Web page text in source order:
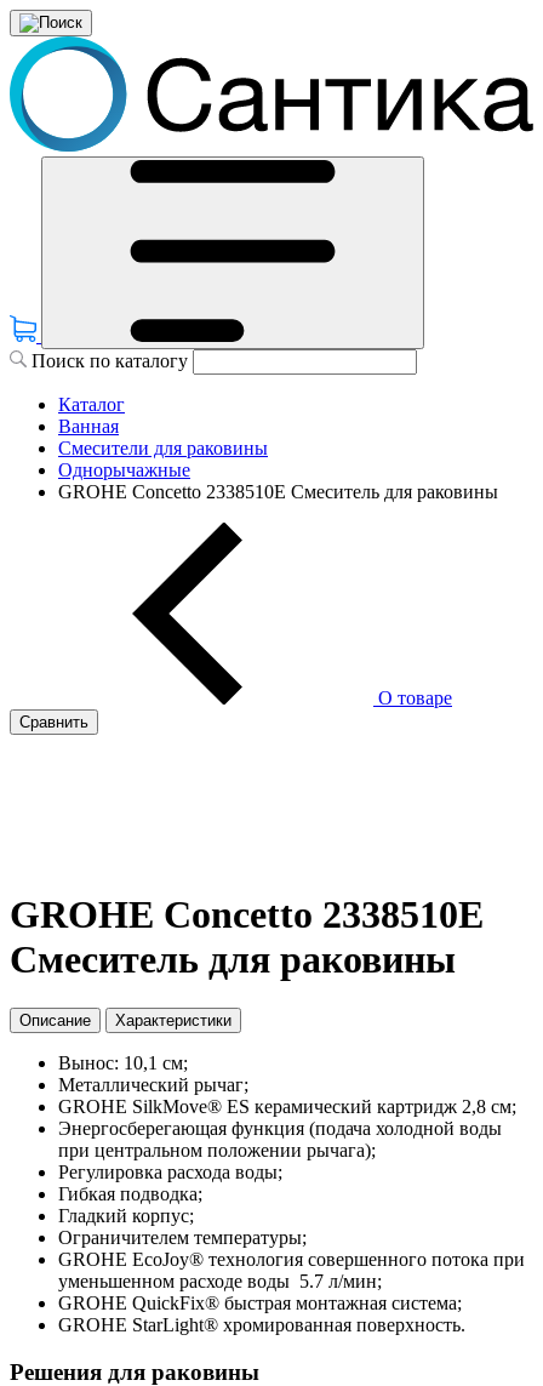
Поиск по каталогу
Каталог
Ванная
Смесители для раковины
Однорычажные
GROHE Concetto 2338510E Смеситель для раковины
О товаре
Сравнить
GROHE Concetto 2338510E
Смеситель для раковины
Описание Характеристики
Вынос: 10,1 см;
Металлический рычаг;
GROHE SilkMove® ES керамический картридж 2,8 см;
Энергосберегающая функция (подача холодной воды
при центральном положении рычага);
Регулировка расхода воды;
Гибкая подводка;
Гладкий корпус;
Ограничителем температуры;
GROHE EcoJoy® технология совершенного потока при
уменьшенном расходе воды 5.7 л/мин;
GROHE QuickFix® быстрая монтажная система;
GROHE StarLight® хромированная поверхность.
Решения для раковины